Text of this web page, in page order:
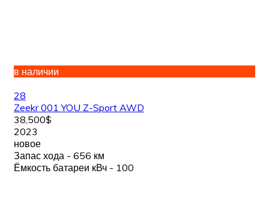
в наличии
28
Zeekr 001 YOU Z-Sport AWD
38,500$
2023
новое
Запас хода - 656 км
Ёмкость батареи кВч - 100